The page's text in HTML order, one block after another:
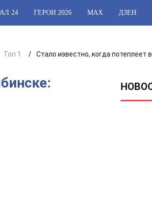
24 ГЕРОИ 2026 МАХ ДЗЕН
Топ 1 Стало известно, когда потеплеет